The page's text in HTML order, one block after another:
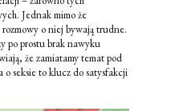
Jednak mimo że
o niej bywają trudne.
po prostu brak nawyku
że zamiatamy temat pod
o seksie to klucz do satysfakcji